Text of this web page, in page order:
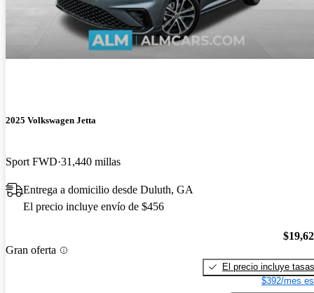
2025 Volkswagen Jetta
Sport FWD 31,440 millas
Entrega a domicilio desde Duluth, GA
El precio incluye envío de $456
Gran oferta
El precio incluye tasas
$392/mes